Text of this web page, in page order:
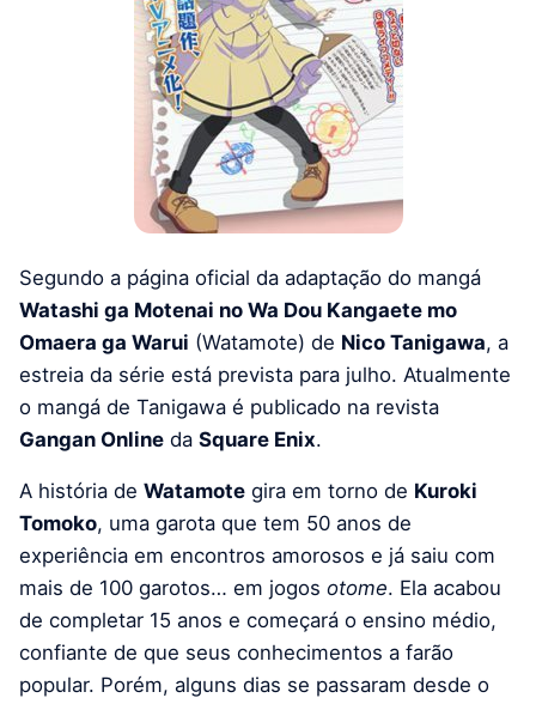
Segundo a página oficial da adaptação do mangá
Watashi ga Motenai no Wa Dou Kangaete mo
Omaera ga Warui (Watamote) de Nico Tanigawa, a
estreia da série está prevista para julho. Atualmente
o mangá de Tanigawa é publicado na revista
Gangan Online da Square Enix.
A história de Watamote gira em torno de Kuroki
Tomoko, uma garota que tem 50 anos de
experiência em encontros amorosos e já saiu com
mais de 100 garotos… em jogos otome. Ela acabou
de completar 15 anos e começará o ensino médio,
confiante de que seus conhecimentos a farão
popular. Porém, alguns dias se passaram desde o